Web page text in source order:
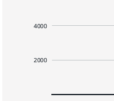
2000
4000